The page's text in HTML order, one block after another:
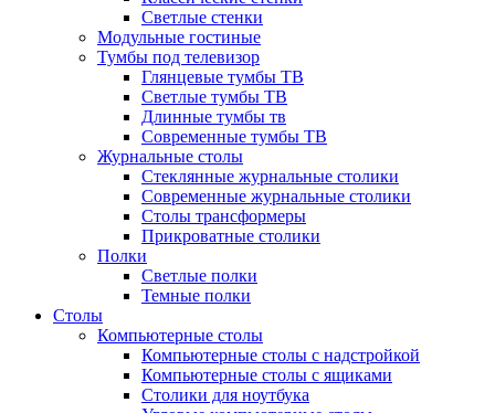
Светлые стенки
Модульные гостиные
Тумбы под телевизор
Глянцевые тумбы ТВ
Светлые тумбы ТВ
Длинные тумбы тв
Современные тумбы ТВ
Журнальные столы
Стеклянные журнальные столики
Современные журнальные столики
Столы трансформеры
Прикроватные столики
Полки
Светлые полки
Темные полки
Столы
Компьютерные столы
Компьютерные столы с надстройкой
Компьютерные столы с ящиками
Столики для ноутбука